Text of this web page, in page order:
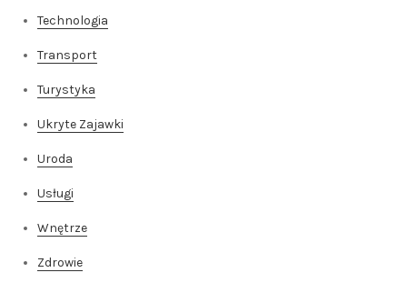
Technologia
Transport
Turystyka
Ukryte Zajawki
Uroda
Usługi
Wnętrze
Zdrowie